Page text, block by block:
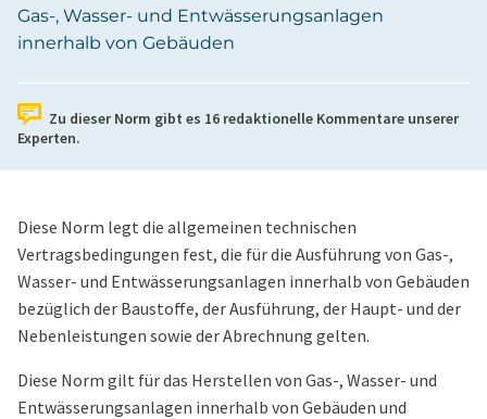
Gas-, Wasser- und Entwässerungsanlagen
innerhalb von Gebäuden
Zu dieser Norm gibt es 16 redaktionelle Kommentare unserer
Experten.
Diese Norm legt die allgemeinen technischen
Vertragsbedingungen fest, die für die Ausführung von Gas-,
Wasser- und Entwässerungsanlagen innerhalb von Gebäuden
bezüglich der Baustoffe, der Ausführung, der Haupt- und der
Nebenleistungen sowie der Abrechnung gelten.
Diese Norm gilt für das Herstellen von Gas-, Wasser- und
Entwässerungsanlagen innerhalb von Gebäuden und